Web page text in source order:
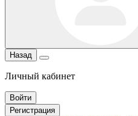
Назад
Личный кабинет
Войти
Регистрация